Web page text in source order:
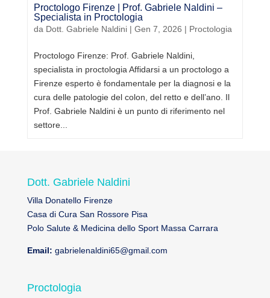
Proctologo Firenze | Prof. Gabriele Naldini –
Specialista in Proctologia
da Dott. Gabriele Naldini| Gen 7, 2026 | Proctologia
Proctologo Firenze: Prof. Gabriele Naldini,
specialista in proctologia Affidarsi a un proctologo a
Firenze esperto è fondamentale per la diagnosi e la
cura delle patologie del colon, del retto e dell’ano. Il
Prof. Gabriele Naldini è un punto di riferimento nel
settore...
Dott. Gabriele Naldini
Villa Donatello Firenze
Casa di Cura San Rossore Pisa
Polo Salute & Medicina dello Sport Massa Carrara
Email: gabrielenaldini65@gmail.com
Proctologia